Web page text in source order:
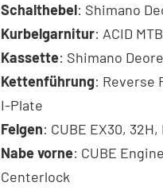
Schalthebel: Shimano
Kurbelgarnitur: ACID
Kassette: Shimano
Kettenführung: Reverse
I-Plate
Felgen: CUBE EX30,
Nabe vorne: CUBE
Centerlock